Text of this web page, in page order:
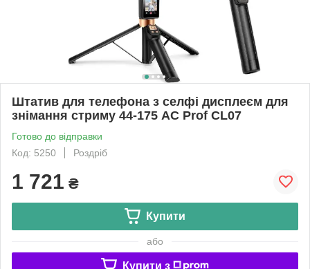
Штатив для телефона з селфі дисплеєм для
знімання стриму 44-175 AC Prof CL07
Готово до відправки
Код: 5250
Роздріб
1 721 ₴
Купити
або
Купити з